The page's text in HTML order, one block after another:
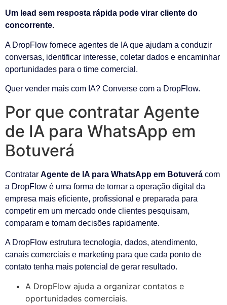
Um lead sem resposta rápida pode virar cliente do
concorrente.
A DropFlow fornece agentes de IA que ajudam a conduzir
conversas, identificar interesse, coletar dados e encaminhar
oportunidades para o time comercial.
Quer vender mais com IA? Converse com a DropFlow.
Por que contratar Agente
de IA para WhatsApp em
Botuverá
Contratar Agente de IA para WhatsApp em Botuverá com
a DropFlow é uma forma de tornar a operação digital da
empresa mais eficiente, profissional e preparada para
competir em um mercado onde clientes pesquisam,
comparam e tomam decisões rapidamente.
A DropFlow estrutura tecnologia, dados, atendimento,
canais comerciais e marketing para que cada ponto de
contato tenha mais potencial de gerar resultado.
A DropFlow ajuda a organizar contatos e
oportunidades comerciais.